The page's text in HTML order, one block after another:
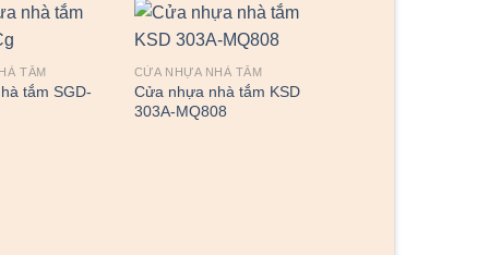
TẮM
tắm SGD-
CỬA NHỰA NHÀ TẮM
Cửa nhựa nhà tắm KSD
303A-MQ808